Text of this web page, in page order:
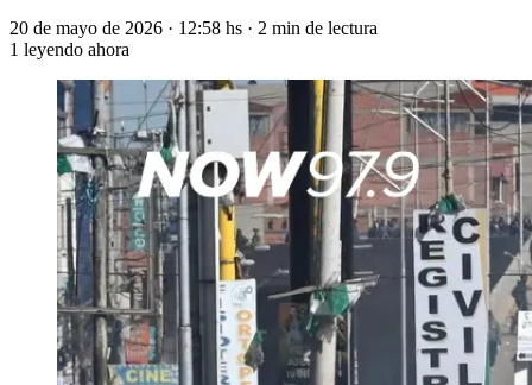
20 de mayo de 2026 · 12:58 hs · 2 min de lectura
1 leyendo ahora